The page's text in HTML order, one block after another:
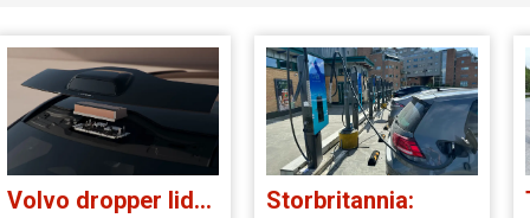
Volvo dropper lidar for godt: Storbritannia: